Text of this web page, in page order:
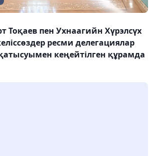
пен Ухнаагийн Хүрэлсүх
ресми делегациялар
кеңейтілген құрамда